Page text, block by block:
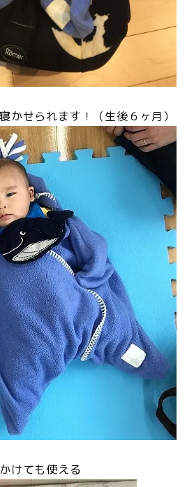
かせられます！（生後６ヶ月）
けても使える